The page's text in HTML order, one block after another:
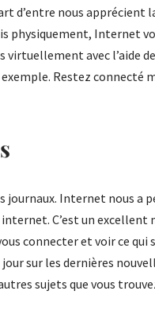
d’entre nous apprécient
physiquement, Internet
avec l’aide
Restez connecté
journaux. Internet nous a
C’est un excellent
connecter et voir ce qui
sur les dernières
sujets que vous